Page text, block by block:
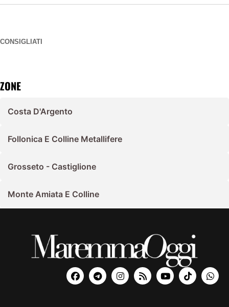
CONSIGLIATI
ZONE
Costa D'Argento
Follonica E Colline Metallifere
Grosseto - Castiglione
Monte Amiata E Colline